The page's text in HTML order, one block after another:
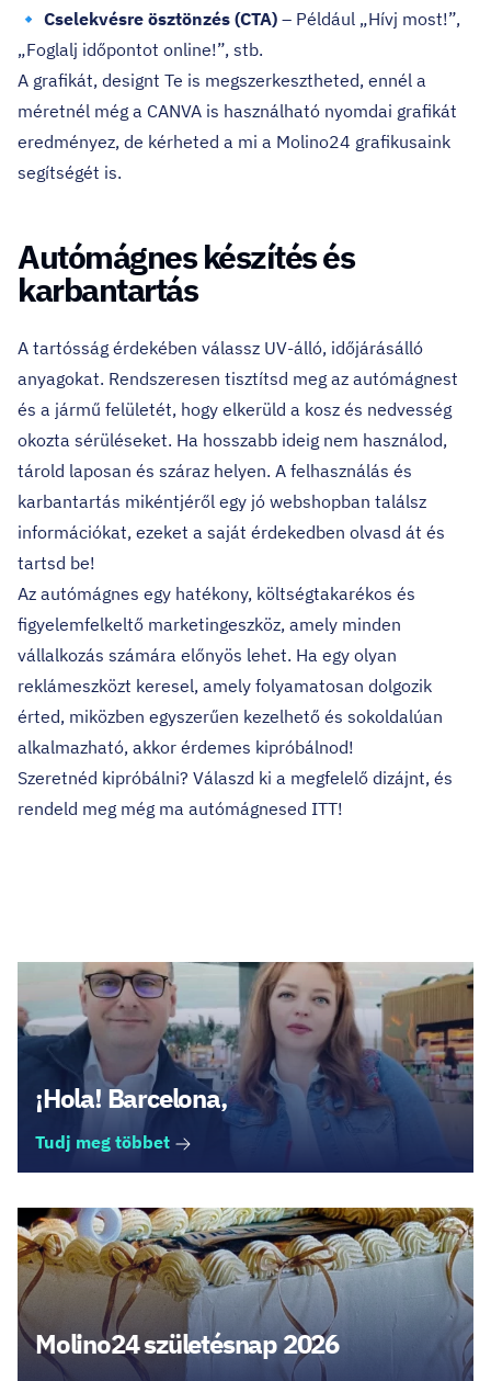
🔹 Cselekvésre ösztönzés (CTA) – Például „Hívj most!”,
„Foglalj időpontot online!”, stb.
A grafikát, designt Te is megszerkesztheted, ennél a
méretnél még a CANVA is használható nyomdai grafikát
eredményez, de kérheted a mi a Molino24 grafikusaink
segítségét is.
Autómágnes készítés és
karbantartás
A tartósság érdekében válassz UV-álló, időjárásálló
anyagokat. Rendszeresen tisztítsd meg az autómágnest
és a jármű felületét, hogy elkerüld a kosz és nedvesség
okozta sérüléseket. Ha hosszabb ideig nem használod,
tárold laposan és száraz helyen. A felhasználás és
karbantartás mikéntjéről egy jó webshopban találsz
információkat, ezeket a saját érdekedben olvasd át és
tartsd be!
Az autómágnes egy hatékony, költségtakarékos és
figyelemfelkeltő marketingeszköz, amely minden
vállalkozás számára előnyös lehet. Ha egy olyan
reklámeszközt keresel, amely folyamatosan dolgozik
érted, miközben egyszerűen kezelhető és sokoldalúan
alkalmazható, akkor érdemes kipróbálnod!
Szeretnéd kipróbálni? Válaszd ki a megfelelő dizájnt, és
rendeld meg még ma autómágnesed ITT!
¡Hola! Barcelona,
Tudj meg többet
Molino24 születésnap 2026